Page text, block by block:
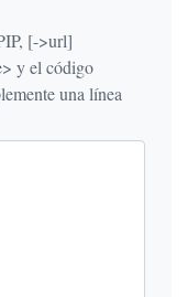
[->url]
una línea